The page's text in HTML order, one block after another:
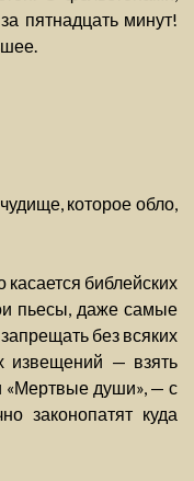
пятнадцать минут!
которое обло,
библейских
пьесы, даже самые
без всяких
извещений — взять
«Мертвые души», — с
законопатят куда